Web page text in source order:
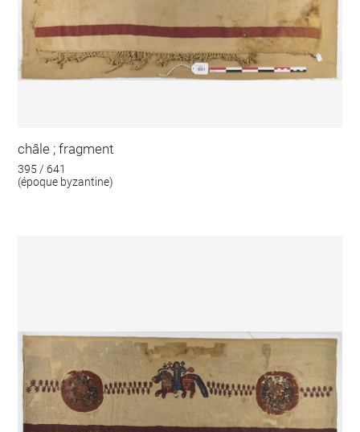
châle ; fragment
395 / 641
(époque byzantine)